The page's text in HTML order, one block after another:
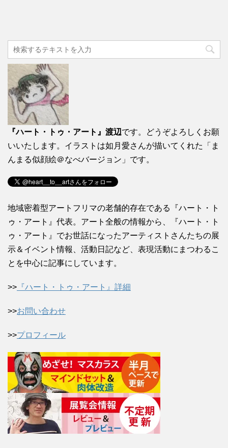
『ハート・トゥ・アート』渡辺です。どうぞよろしくお願
いいたします。イラストは如月愛さんが描いてくれた「ま
んまる似顔絵＠なべバージョン」です。
地域密着型アートフリマの老舗的存在である『ハート・ト
ゥ・アート』代表。アート全般の情報から、『ハート・ト
ゥ・アート』でお世話になったアーティストさんたちの展
示＆イベント情報、活動日記など、表現活動にまつわるこ
とを中心に記事にしています。
>> 『ハート・トゥ・アート』詳細
>>お問い合わせ
>>プロフィール